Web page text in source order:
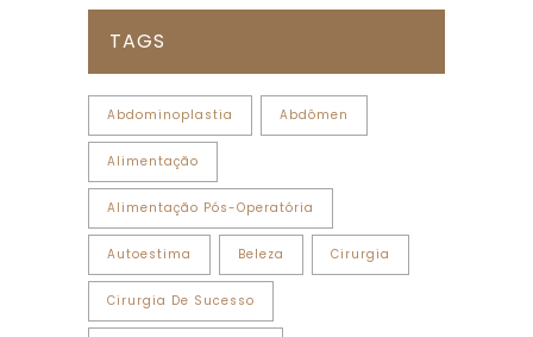
TAGS
Abdominoplastia Abdômen
Alimentação
Alimentação Pós-Operatória
Autoestima Beleza Cirurgia
Cirurgia De Sucesso